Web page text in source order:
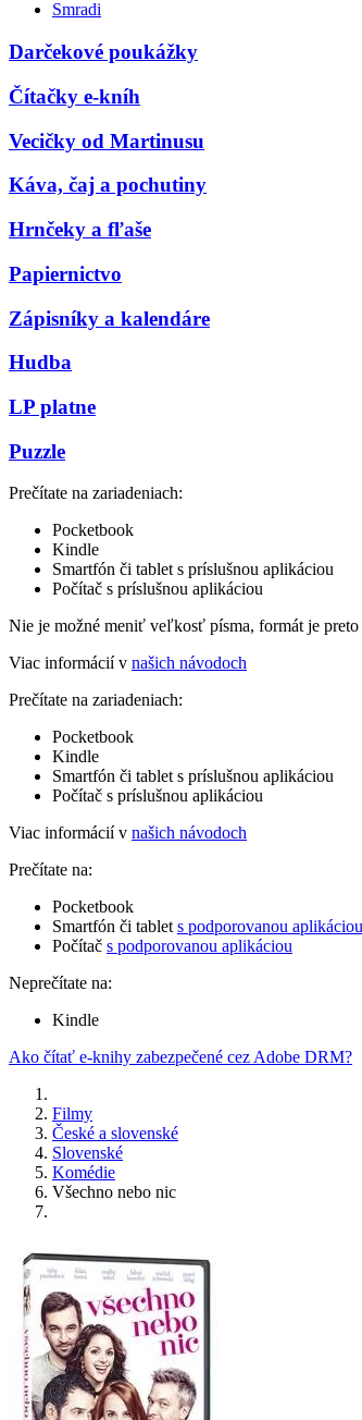
Smradi
Darčekové poukážky
Čítačky e-kníh
Vecičky od Martinusu
Káva, čaj a pochutiny
Hrnčeky a fľaše
Papiernictvo
Zápisníky a kalendáre
Hudba
LP platne
Puzzle
Prečítate na zariadeniach:
Pocketbook
Kindle
Smartfón či tablet s príslušnou aplikáciou
Počítač s príslušnou aplikáciou
Nie je možné meniť veľkosť písma, formát je
Viac informácií v našich návodoch
Prečítate na zariadeniach:
Pocketbook
Kindle
Smartfón či tablet s príslušnou aplikáciou
Počítač s príslušnou aplikáciou
Viac informácií v našich návodoch
Prečítate na:
Pocketbook
Smartfón či tablet s podporovanou aplikáciou
Počítač s podporovanou aplikáciou
Neprečítate na:
Kindle
Ako čítať e-knihy zabezpečené cez Adobe DRM?
Filmy
České a slovenské
Slovenské
Komédie
Všechno nebo nic